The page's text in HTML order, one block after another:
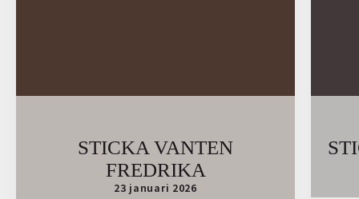
STICKA VANTEN
FREDRIKA
23 januari 2026